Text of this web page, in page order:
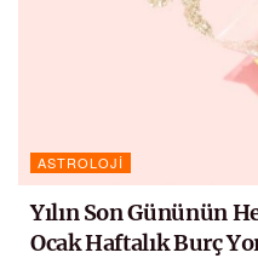
ASTROLOJI
Yılın Son Gününün
Ocak Haftalık Burç